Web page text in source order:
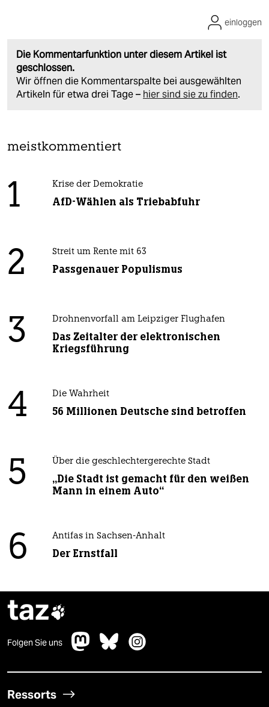
Die Kommentarfunktion unter diesem Artikel ist
geschlossen.
Wir öffnen die Kommentarspalte bei ausgewählten
Artikeln für etwa drei Tage – hier sind sie zu finden.
einloggen
meistkommentiert
1 Krise der Demokratie
AfD-Wählen als Triebabfuhr
2 Streit um Rente mit 63
Passgenauer Populismus
3 Drohnenvorfall am Leipziger Flughafen
Das Zeitalter der elektronischen
Kriegsführung
4 Die Wahrheit
56 Millionen Deutsche sind betroffen
5 Über die geschlechtergerechte Stadt
„Die Stadt ist gemacht für den weißen
Mann in einem Auto“
6 Antifas in Sachsen-Anhalt
Der Ernstfall
taz
Folgen Sie uns
Ressorts